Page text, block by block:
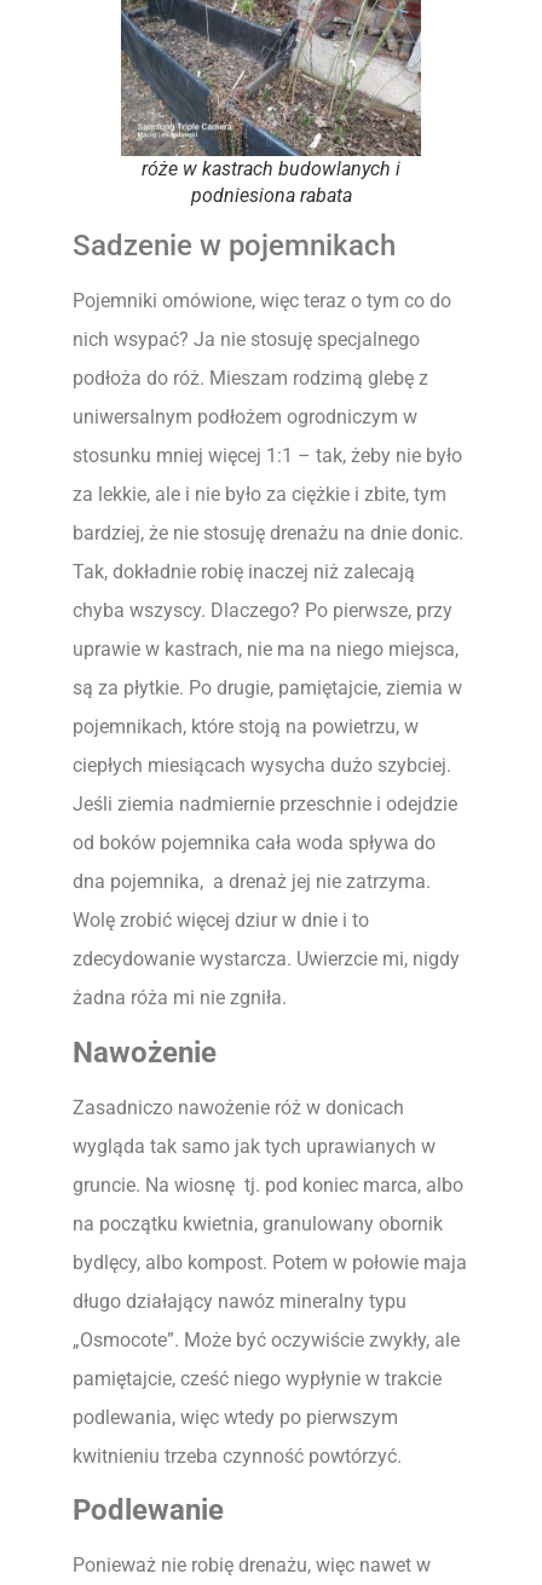
róże w kastrach budowlanych i
podniesiona rabata
Sadzenie w pojemnikach
Pojemniki omówione, więc teraz o tym co do
nich wsypać? Ja nie stosuję specjalnego
podłoża do róż. Mieszam rodzimą glebę z
uniwersalnym podłożem ogrodniczym w
stosunku mniej więcej 1:1 – tak, żeby nie było
za lekkie, ale i nie było za ciężkie i zbite, tym
bardziej, że nie stosuję drenażu na dnie donic.
Tak, dokładnie robię inaczej niż zalecają
chyba wszyscy. Dlaczego? Po pierwsze, przy
uprawie w kastrach, nie ma na niego miejsca,
są za płytkie. Po drugie, pamiętajcie, ziemia w
pojemnikach, które stoją na powietrzu, w
ciepłych miesiącach wysycha dużo szybciej.
Jeśli ziemia nadmiernie przeschnie i odejdzie
od boków pojemnika cała woda spływa do
dna pojemnika, a drenaż jej nie zatrzyma.
Wolę zrobić więcej dziur w dnie i to
zdecydowanie wystarcza. Uwierzcie mi, nigdy
żadna róża mi nie zgniła.
Nawożenie
Zasadniczo nawożenie róż w donicach
wygląda tak samo jak tych uprawianych w
gruncie. Na wiosnę tj. pod koniec marca, albo
na początku kwietnia, granulowany obornik
bydlęcy, albo kompost. Potem w połowie maja
długo działający nawóz mineralny typu
„Osmocote”. Może być oczywiście zwykły, ale
pamiętajcie, cześć niego wypłynie w trakcie
podlewania, więc wtedy po pierwszym
kwitnieniu trzeba czynność powtórzyć.
Podlewanie
Ponieważ nie robię drenażu, więc nawet w